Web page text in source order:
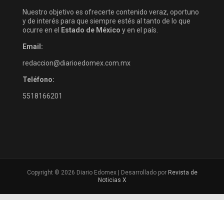
Nuestro objetivo es ofrecerte contenido veraz, oportuno
y de interés para que siempre estés al tanto de lo que
ocurre en el
Estado de México y en el país.
Email:
redaccion@diarioedomex.com.mx
Teléfono:
5518166201
Copyright © 2026 Diario Edomex | Desarrollado por Revista de
Noticias X